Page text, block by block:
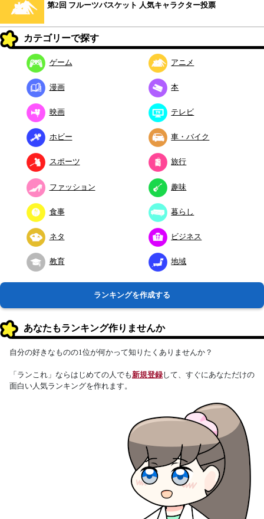
第2回 フルーツバスケット 人気キャラクター投票
カテゴリーで探す
ゲーム アニメ
漫画 本
映画 テレビ
ホビー 車・バイク
スポーツ 旅行
ファッション 趣味
食事 暮らし
ネタ ビジネス
教育 地域
ランキングを作成する
あなたもランキング作りませんか
自分の好きなものの1位が何かって知りたくありませんか？
「ランこれ」ならはじめての人でも新規登録して、すぐにあなただけの
面白い人気ランキングを作れます。